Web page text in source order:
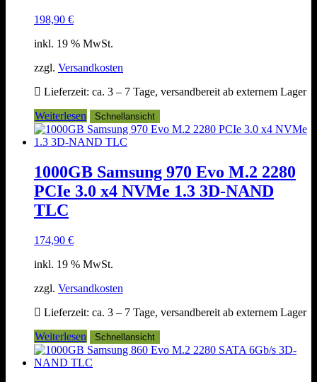
198,90 €
inkl. 19 % MwSt.
zzgl. Versandkosten
Lieferzeit: ca. 3 – 7 Tage, versandbereit ab externem Lager
Weiterlesen
Schnellansicht
1000GB Samsung 970 Evo M.2 2280
PCIe 3.0 x4 NVMe 1.3 3D-NAND
TLC
174,90 €
inkl. 19 % MwSt.
zzgl. Versandkosten
Lieferzeit: ca. 3 – 7 Tage, versandbereit ab externem Lager
Weiterlesen
Schnellansicht